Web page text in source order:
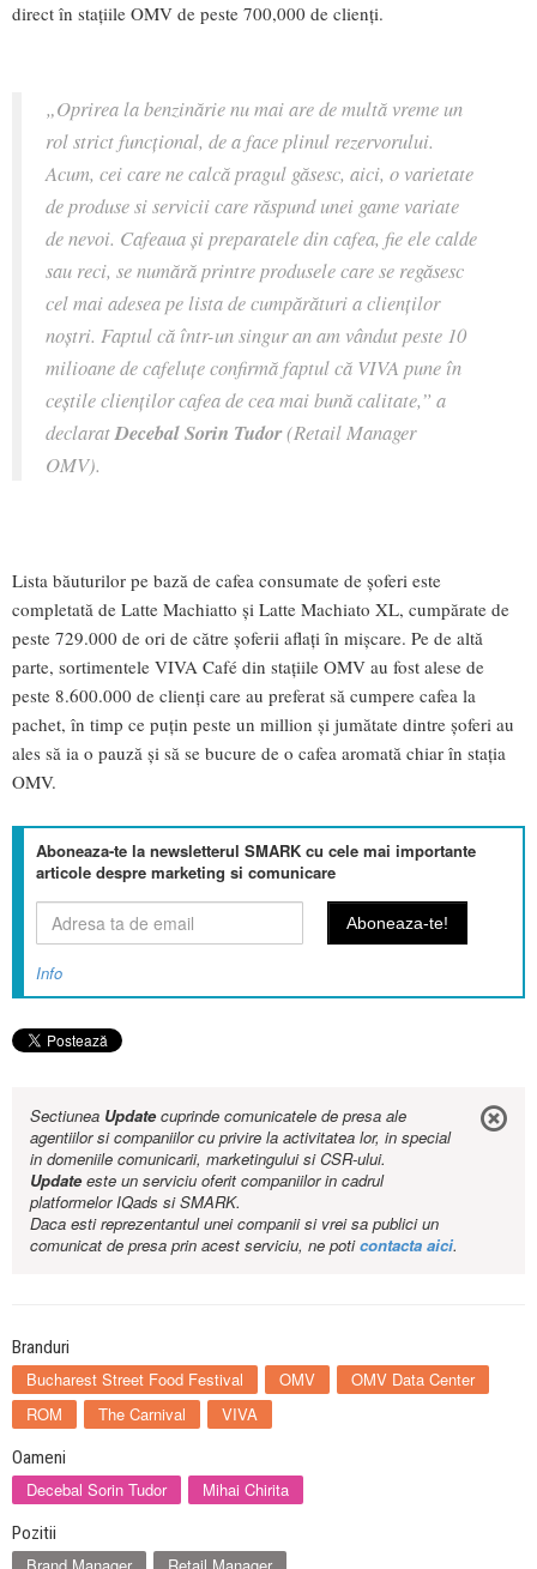
direct în stațiile OMV de peste 700,000 de clienți.
„Oprirea la benzinărie nu mai are de multă vreme un
rol strict funcțional, de a face plinul rezervorului.
Acum, cei care ne calcă pragul găsesc, aici, o varietate
de produse si servicii care răspund unei game variate
de nevoi. Cafeaua și preparatele din cafea, fie ele calde
sau reci, se numără printre produsele care se regăsesc
cel mai adesea pe lista de cumpărături a clienților
noștri. Faptul că într-un singur an am vândut peste 10
milioane de cafeluțe confirmă faptul că VIVA pune în
ceștile clienților cafea de cea mai bună calitate,” a
declaratDecebal Sorin Tudor(Retail Manager
OMV).
Lista băuturilor pe bază de cafea consumate de șoferi este
completată de Latte Machiatto și Latte Machiato XL, cumpărate de
peste 729.000 de ori de către șoferii aflați în mișcare. Pe de altă
parte, sortimentele VIVA Café din stațiile OMV au fost alese de
peste 8.600.000 de clienți care au preferat să cumpere cafea la
pachet, în timp ce puțin peste un million și jumătate dintre șoferi au
ales să ia o pauză și să se bucure de o cafea aromată chiar în stația
OMV.
Aboneaza-te la newsletterul SMARK cu cele mai importante
articole despre marketing si comunicare
Info
Sectiunea Updatecuprinde comunicatele de presa ale
agentiilor si companiilor cu privire la activitatea lor, in special
in domeniile comunicarii, marketingului si CSR-ului.
Updateeste un serviciu oferit companiilor in cadrul
platformelor IQads si SMARK.
Daca esti reprezentantul unei companii si vrei sa publici un
comunicat de presa prin acest serviciu, ne poticontacta aici.
Branduri
Bucharest Street Food Festival OMV
OMV Data Center
ROM
The Carnival VIVA
Oameni
Decebal Sorin Tudor Mihai Chirita
Pozitii